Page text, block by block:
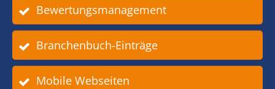
Bewertungsmanagement
Branchenbuch-Einträge
Mobile Webseiten